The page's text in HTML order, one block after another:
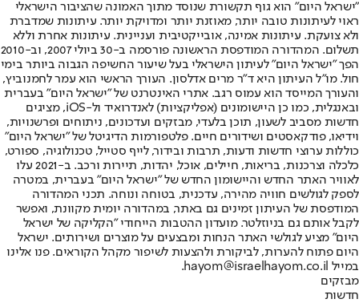
"ישראל היום" הוא גוף תקשורת שנוסד מתוך האמונה שהציבור הישראלי
ראוי לעיתונות טובה יותר, מאוזנת יותר ומדויקת יותר. עיתונות שמדברת
ולא צועקת. עיתונות אמינה, אובייקטיבית ועניינית. עיתונות אחרת וללא
תשלום. המהדורה המודפסת הראשונה פורסמה ב-30 ביולי 2007, וב-2010
הפך "ישראל היום" לעיתון הישראלי בעל שיעור החשיפה הגבוה ביותר בימי
חול. מו"ל העיתון היא ד"ר מרים אדלסון. העורך הראשי הוא עמר לחמנוביץ,
והעורך המייסד הוא עמוס רגב. אתרי האינטרנט של "ישראל היום" בעברית
ובאנגלית, כמו כן היישומונים (אפליקציות) לאנדרואיד ול-iOS, מציגים
חדשות מסביב לשעון, תוכן בלעדי, מבזקים ועדכונים, ניתוחים ופרשנויות,
וידיאו, פודקאסטים ושידורים חיים. פלטפורמות הדיגיטל של "ישראל היום"
כוללות ערוצי חדשות ודעות, תרבות ובידור, לייף סטייל, טכנולוגיה, ספורט,
כלכלה וצרכנות, בריאות, חיילים, אוכל, יהדות, תיירות ורכב. ב-2021 עלו
לאוויר האתר החדש והיישומון החדש של "ישראל היום" בעברית, במטרה
לספק לגולשים חוויה מהירה, עדכנית, בטוחה ונוחה. תכני המהדורה
המודפסת של העיתון זמינים גם באתר, במהדורה יומית מקוונת, ואפשר
לקבל אותם גם בניוזלטר. מועדון ההטבות הייחודי "הקליקה של ישראל
היום" מציע לגולשי האתר הנחות ומבצעים על מוצרים ושירותים. ישראל
היום פתוח להערות, לביקורת ולהצעות לשיפור מקהל הקוראים. פנו אלינו
במייל hayom@israelhayom.co.il.
מבזקים
חדשות